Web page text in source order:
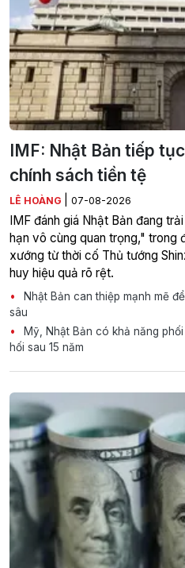
IMF: Nhật Bản tiếp
chính sách tiền tệ
LÊ HOÀNG 07-08-2026
IMF đánh giá Nhật Bản đang
hạn vô cùng quan trọng,"
xướng từ thời cố Thủ tướng
huy hiệu quả rõ rệt.
Nhật Bản can thiệp mạnh mẽ
sâu
Mỹ, Nhật Bản có khả năng
hối sau 15 năm